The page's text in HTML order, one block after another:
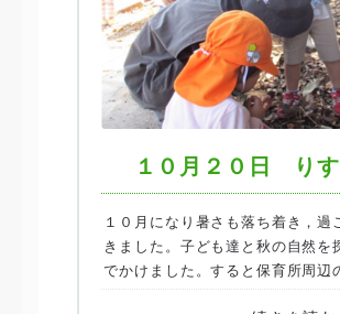
１０月２０日 りす
１０月になり暑さも落ち着き，過
きました。子ども達と秋の自然を
でかけました。すると保育所周辺